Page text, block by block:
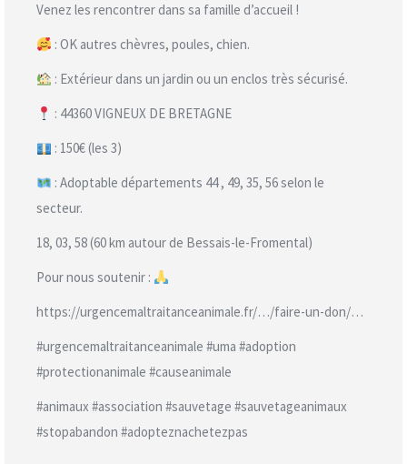
Venez les rencontrer dans sa famille d’accueil !
: OK autres chèvres, poules, chien.
: Extérieur dans un jardin ou un enclos très sécurisé.
: 44360 VIGNEUX DE BRETAGNE
: 150€ (les 3)
: Adoptable départements 44 , 49, 35, 56 selon le
secteur.
18, 03, 58 (60 km autour de Bessais-le-Fromental)
Pour nous soutenir :
https://urgencemaltraitanceanimale.fr/…/faire-un-don/…
#urgencemaltraitanceanimale #uma #adoption
#protectionanimale #causeanimale
#animaux #association #sauvetage #sauvetageanimaux
#stopabandon #adopteznachetezpas